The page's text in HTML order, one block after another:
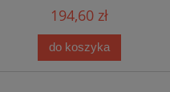
194,60 zł
do koszyka